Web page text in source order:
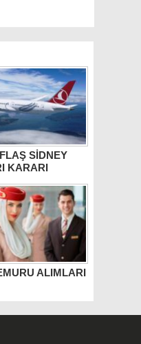
SİDNEY
KARARI
ALIMLARI